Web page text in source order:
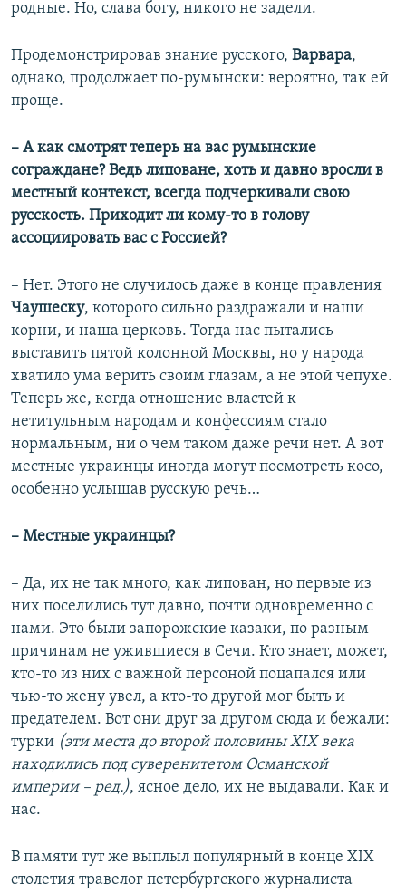
родные. Но, слава богу, никого не задели.
Продемонстрировав знание русского, Варвара,
однако, продолжает по-румынски: вероятно, так ей
проще.
– А как смотрят теперь на вас румынские
сограждане? Ведь липоване, хоть и давно вросли в
местный контекст, всегда подчеркивали свою
русскость. Приходит ли кому-то в голову
ассоциировать вас с Россией?
– Нет. Этого не случилось даже в конце правления
Чаушеску, которого сильно раздражали и наши
корни, и наша церковь. Тогда нас пытались
выставить пятой колонной Москвы, но у народа
хватило ума верить своим глазам, а не этой чепухе.
Теперь же, когда отношение властей к
нетитульным народам и конфессиям стало
нормальным, ни о чем таком даже речи нет. А вот
местные украинцы иногда могут посмотреть косо,
особенно услышав русскую речь…
– Местные украинцы?
– Да, их не так много, как липован, но первые из
них поселились тут давно, почти одновременно с
нами. Это были запорожские казаки, по разным
причинам не ужившиеся в Сечи. Кто знает, может,
кто-то из них с важной персоной поцапался или
чью-то жену увел, а кто-то другой мог быть и
предателем. Вот они друг за другом сюда и бежали:
турки (эти места до второй половиныXIXвека
находились под суверенитетом Османской
империи – ред.), ясное дело, их не выдавали. Как и
нас.
В памяти тут же выплыл популярный в конце XIX
столетия травелог петербургского журналиста